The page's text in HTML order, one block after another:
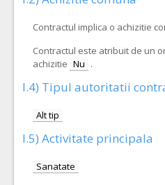
Contractul implica o achizitie
Contractul este atribuit de un
achizitie Nu .
I.4) Tipul autoritatii
Alt tip
I.5) Activitate principala
Sanatate